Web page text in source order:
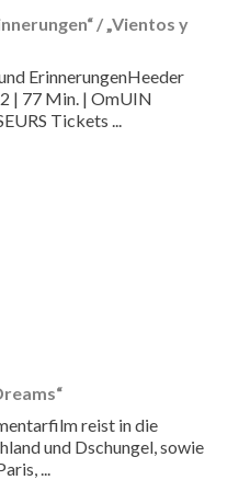
/ „Vientos y
ErinnerungenHeeder
| 77 Min. | OmUIN
Tickets ...
reist in die
und Dschungel, sowie
...